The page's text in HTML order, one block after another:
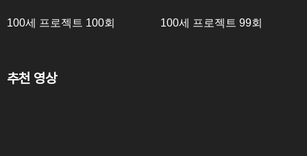
100세 프로젝트 100회 100세 프로젝트 99회
추천 영상